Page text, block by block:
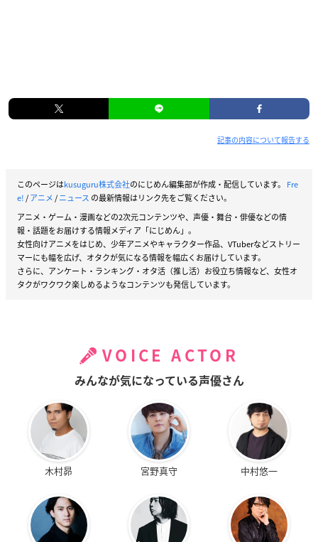
記事の内容について報告する
このページはkusuguru株式会社のにじめん編集部が作成・配信しています。 Fre
e!/アニメ/ニュース の最新情報はリンク先をご覧ください。
アニメ・ゲーム・漫画などの2次元コンテンツや、声優・舞台・俳優などの情
報・話題をお届けする情報メディア「にじめん」。
女性向けアニメをはじめ、少年アニメやキャラクター作品、VTuberなどストリー
マーにも幅を広げ、オタクが気になる情報を幅広くお届けしています。
さらに、アンケート・ランキング・オタ活（推し活）お役立ち情報など、女性オ
タクがワクワク楽しめるようなコンテンツも発信しています。
VOICE ACTOR
みんなが気になっている声優さん
木村昴 宮野真守 中村悠一